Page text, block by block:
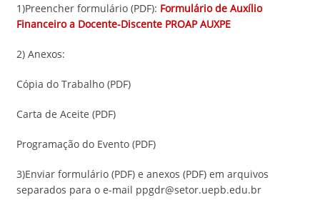
1)Preencher formulário (PDF): Formulário de Auxílio
Financeiro a Docente-Discente PROAP AUXPE
2) Anexos:
Cópia do Trabalho (PDF)
Carta de Aceite (PDF)
Programação do Evento (PDF)
3)Enviar formulário (PDF) e anexos (PDF) em arquivos
separados para o e-mail ppgdr@setor.uepb.edu.br